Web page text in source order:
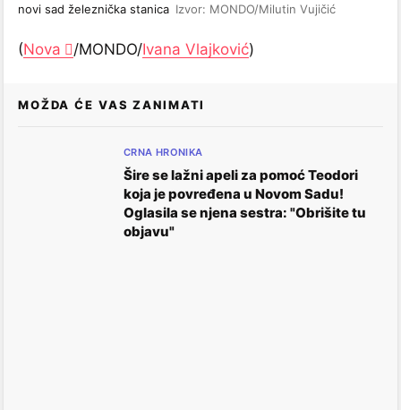
novi sad železnička stanica Izvor: MONDO/Milutin Vujičić
(Nova /MONDO/Ivana Vlajković)
MOŽDA ĆE VAS ZANIMATI
CRNA HRONIKA
Šire se lažni apeli za pomoć Teodori
koja je povređena u Novom Sadu!
Oglasila se njena sestra: "Obrišite tu
objavu"